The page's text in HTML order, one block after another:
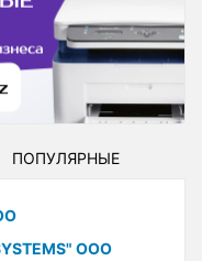
ПОПУЛЯРНЫЕ
ООО